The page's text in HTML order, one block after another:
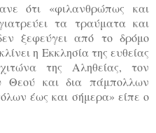
ότι «φιλανθρώπως και
τα τραύματα και
ξεφεύγει από το δρόμο
η Εκκλησία της ευθείας
της Αληθείας, τον
Θεού και δια πάμπολλων
έως και σήμερα» είπε ο